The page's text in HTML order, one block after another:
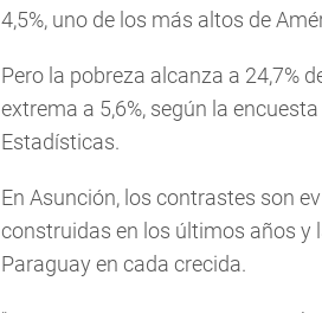
4,5%, uno de los más altos de
Pero la pobreza alcanza a 24,7%
extrema a 5,6%, según la
Estadísticas.
En Asunción, los contrastes son
construidas en los últimos años y
Paraguay en cada crecida.